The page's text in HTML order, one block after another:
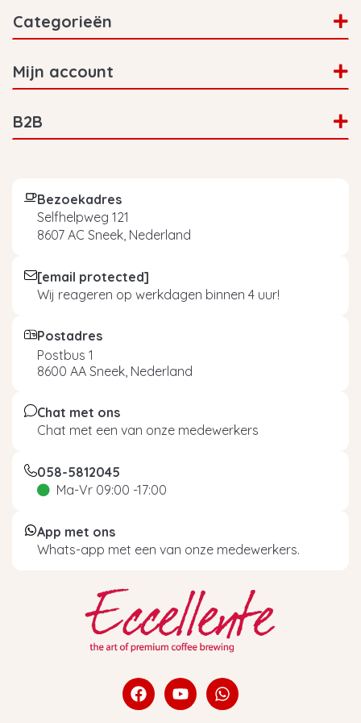
Categorieën
Mijn account
B2B
Bezoekadres
Selfhelpweg 121
8607 AC Sneek, Nederland
[email protected]
Wij reageren op werkdagen binnen 4 uur!
Postadres
Postbus 1
8600 AA Sneek, Nederland
Chat met ons
Chat met een van onze medewerkers
058-5812045
Ma-Vr 09:00 -17:00
App met ons
Whats-app met een van onze medewerkers.